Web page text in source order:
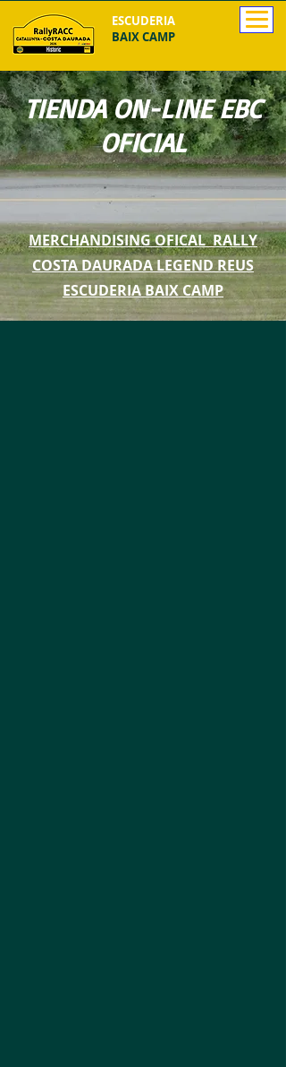
ESCUDERIA
BAIX CAMP
TIENDA ON-LINE EBC
OFICIAL
MERCHANDISING OFICAL RALLY
COSTA DAURADA LEGEND REUS
ESCUDERIA BAIX CAMP